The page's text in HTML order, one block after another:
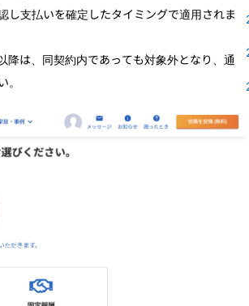
し支払いを確定したタイミングで適用されま
降は、同契約内であっても対象外となり、通
。